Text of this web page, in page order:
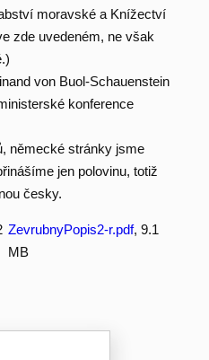
moravské a Knížectví
zde uvedeném, ne však
von Buol-Schauenstein
konference
německé stránky jsme
jen polovinu, totiž
česky.
ZevrubnyPopis2-r.pdf, 9.1
MB